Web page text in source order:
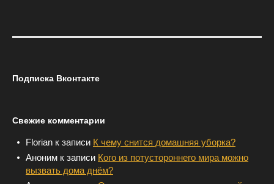
Подписка Вконтакте
Свежие комментарии
Florian к записи К чему снится домашняя уборка?
Аноним к записи Кого из потустороннего мира можно
вызвать дома днём?